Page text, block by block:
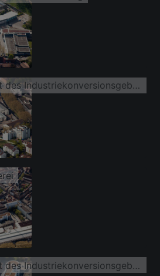
Entwicklungsgebiet des Industriekonversionsgebiet zur Gießerei
Entwicklungsgebiet des Industriekonversionsgebiet zur Gießerei